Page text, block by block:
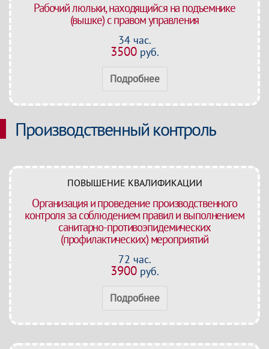
Рабочий люльки, находящийся на подъемнике
(вышке) с правом управления
34 час.
3500руб.
Подробнее
Производственный контроль
ПОВЫШЕНИЕ КВАЛИФИКАЦИИ
Организация и проведение производственного
контроля за соблюдением правил и выполнением
санитарно-противоэпидемических
(профилактических) мероприятий
72 час.
3900руб.
Подробнее